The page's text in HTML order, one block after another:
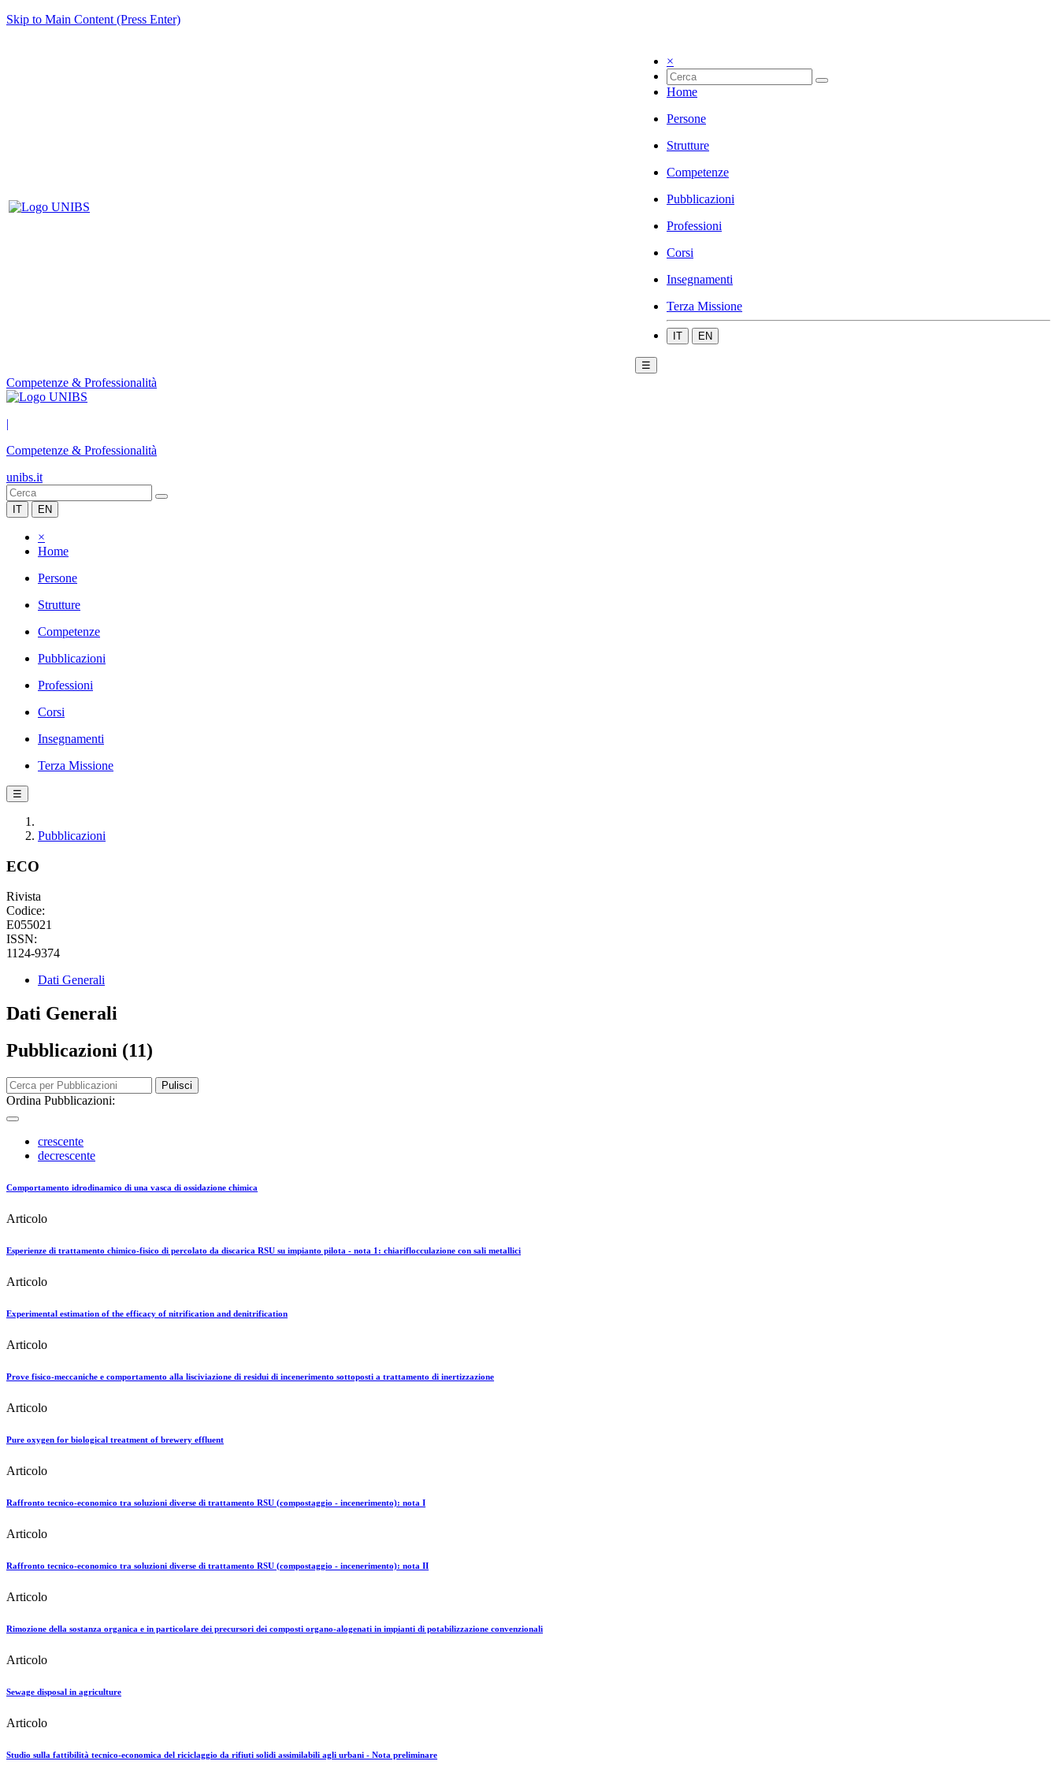
Skip to Main Content (Press Enter)
×
Home
Persone
Strutture
Competenze
Pubblicazioni
Professioni
Corsi
Insegnamenti
Terza Missione
IT EN
☰
Competenze & Professionalità
|
Competenze & Professionalità
unibs.it
IT EN
×
Home
Persone
Strutture
Competenze
Pubblicazioni
Professioni
Corsi
Insegnamenti
Terza Missione
☰
Pubblicazioni
ECO
Rivista
Codice:
E055021
ISSN:
1124-9374
Dati Generali
Dati Generali
Pubblicazioni (11)
Pulisci
Ordina Pubblicazioni:
crescente
decrescente
Comportamento idrodinamico di una vasca di ossidazione chimica
Articolo
Esperienze di trattamento chimico-fisico di percolato da discarica RSU su impianto pilota - nota 1: chiariflocculazione con sali metallici
Articolo
Experimental estimation of the efficacy of nitrification and denitrification
Articolo
Prove fisico-meccaniche e comportamento alla lisciviazione di residui di incenerimento sottoposti a trattamento di inertizzazione
Articolo
Pure oxygen for biological treatment of brewery effluent
Articolo
Raffronto tecnico-economico tra soluzioni diverse di trattamento RSU (compostaggio - incenerimento): nota I
Articolo
Raffronto tecnico-economico tra soluzioni diverse di trattamento RSU (compostaggio - incenerimento): nota II
Articolo
Rimozione della sostanza organica e in particolare dei precursori dei composti organo-alogenati in impianti di potabilizzazione convenzionali
Articolo
Sewage disposal in agriculture
Articolo
Studio sulla fattibilità tecnico-economica del riciclaggio da rifiuti solidi assimilabili agli urbani - Nota preliminare